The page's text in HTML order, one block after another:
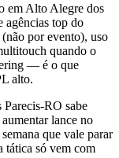
em Alto Alegre dos
agências top do
por evento), uso
quando o
— é o que
alto.
RO sabe
lance no
que vale parar
tática só vem com